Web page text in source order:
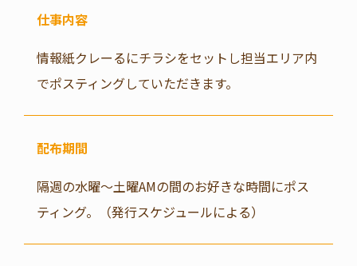
仕事内容
情報紙クレーるにチラシをセットし担当エリア内
でポスティングしていただきます。
配布期間
隔週の水曜〜土曜AMの間のお好きな時間にポス
ティング。
（発行スケジュールによる）